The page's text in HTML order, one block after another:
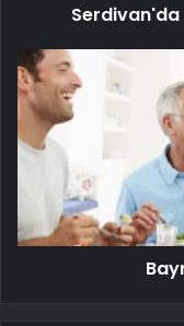
Serdivan'da